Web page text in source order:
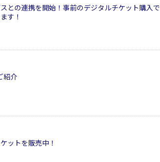
との連携を開始！事前のデジタルチケット購入で
す！
紹介
ットを販売中！